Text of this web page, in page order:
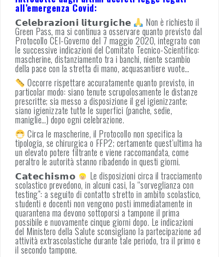
all’emergenza Covid:
𝗖𝗲𝗹𝗲𝗯𝗿𝗮𝘇𝗶𝗼𝗻𝗶 𝗹𝗶𝘁𝘂𝗿𝗴𝗶𝗰𝗵𝗲
Non è richiesto il
Green Pass, ma si continua a osservare quanto previsto dal
Protocollo CEI-Governo del 7 maggio 2020, integrato con
le successive indicazioni del Comitato Tecnico-Scientifico:
mascherine, distanziamento tra i banchi, niente scambio
della pace con la stretta di mano, acquasantiere vuote…
Occorre rispettare accuratamente quanto previsto, in
particolar modo: siano tenute scrupolosamente le distanze
prescritte; sia messo a disposizione il gel igienizzante;
siano igienizzate tutte le superfici (panche, sedie,
maniglie…) dopo ogni celebrazione.
Circa le mascherine, il Protocollo non specifica la
tipologia, se chirurgica o FFP2; certamente quest’ultima ha
un elevato potere filtrante e viene raccomandata, come
peraltro le autorità stanno ribadendo in questi giorni.
𝗖𝗮𝘁𝗲𝗰𝗵𝗶𝘀𝗺𝗼
Le disposizioni circa il tracciamento
scolastico prevedono, in alcuni casi, la “sorveglianza con
testing”: a seguito di contatto stretto in ambito scolastico,
studenti e docenti non vengono posti immediatamente in
quarantena ma devono sottoporsi a tampone il prima
possibile e nuovamente cinque giorni dopo. Le indicazioni
del Ministero della Salute sconsigliano la partecipazione ad
attività extrascolastiche durante tale periodo, tra il primo e
il secondo tampone.